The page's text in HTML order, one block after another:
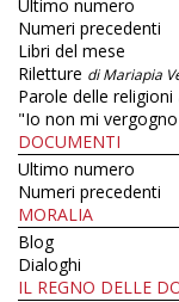
Ultimo numero
Numeri precedenti
Libri del mese
Riletture di Mariapia
Parole delle religioni
"Io non mi
DOCUMENTI
Ultimo numero
Numeri precedenti
MORALIA
Blog
Dialoghi
IL REGNO DELLE